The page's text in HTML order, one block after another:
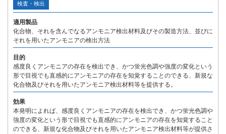
検査・検出
適用製品
化合物、それを含んでなるアンモニア検出材料及びその製造方法、並びに
それを用いたアンモニアの検出方法
目的
感度良くアンモニアの存在を検出でき、かつ蛍光色調や強度の変化という
形で目視でも直感的にアンモニアの存在を知覚することのできる、新規な
化合物及びそれを用いたアンモニア検出材料等を提供する。
効果
本発明によれば、感度良くアンモニアの存在を検出でき、かつ蛍光色調や
強度の変化という形で目視でも直感的にアンモニアの存在を知覚すること
のできる、新規な化合物及びそれを用いたアンモニア検出材料等が提供さ